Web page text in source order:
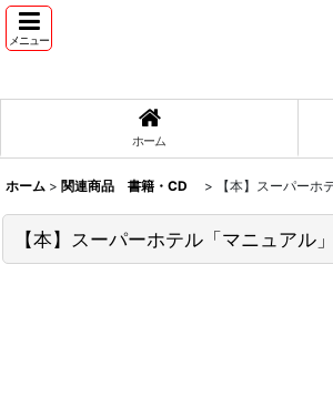
メニュー
ホーム
ホーム > 関連商品 書籍・CD > 【本】スーパー
【本】スーパーホテル「マニュア